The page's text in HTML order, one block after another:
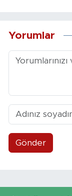
Yorumlar
Gönder